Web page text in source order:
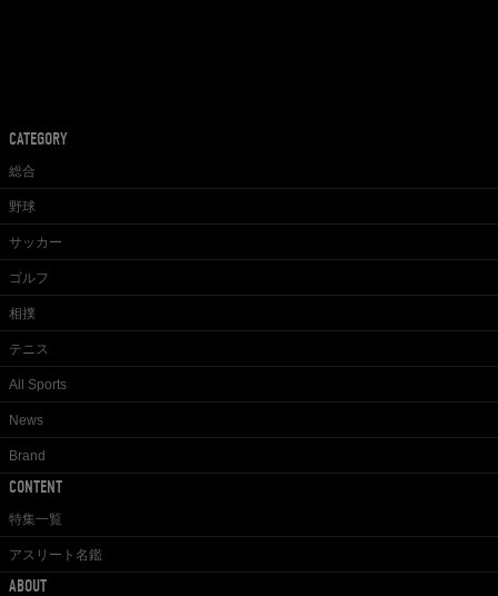
CATEGORY
総合
野球
サッカー
ゴルフ
相撲
テニス
All Sports
News
Brand
CONTENT
特集一覧
アスリート名鑑
ABOUT